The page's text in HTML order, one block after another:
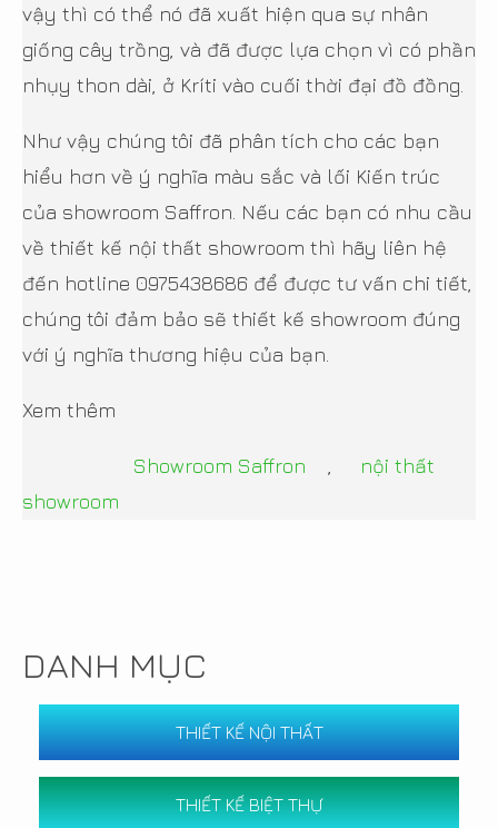
vậy thì có thể nó đã xuất hiện qua sự nhân
giống cây trồng, và đã được lựa chọn vì có phần
nhụy thon dài, ở Kríti vào cuối thời đại đồ đồng.
Như vậy chúng tôi đã phân tích cho các bạn
hiểu hơn về ý nghĩa màu sắc và lối Kiến trúc
của showroom Saffron. Nếu các bạn có nhu cầu
về thiết kế nội thất showroom thì hãy liên hệ
đến hotline 0975438686 để được tư vấn chi tiết,
chúng tôi đảm bảo sẽ thiết kế showroom đúng
với ý nghĩa thương hiệu của bạn.
Xem thêm
Showroom Saffron
nội thất
showroom
DANH MỤC
THIẾT KẾ NỘI THẤT
THIẾT KẾ BIỆT THỰ